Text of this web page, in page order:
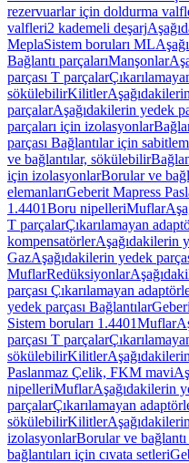
rezervuarlar için doldurma
valfleri2 kademeli deşarj
MeplaSistem boruları ML
Bağlantı parçalarıManşonlar
parçası T parçalar
sökülebilirKilitler
parçalarAşağıdakilerin yedek
parçaları için izolasyonlar
parçası Bağlantılar için
ve bağlantılar, sökülebilir
için izolasyonlarBorular ve
elemanlarıGeberit Mapress
1.4401Boru nipelleriMuflar
T parçalarÇıkarılamayan
kompensatörlerAşağıdakilerin
GazAşağıdakilerin yedek
MuflarRedüksiyonlar
parçası Çıkarılamayan
yedek parçası Bağlantılar
Sistem boruları 1.4401Muflar
parçası T parçalar
sökülebilirKilitler
Paslanmaz Çelik, FKM mavi
nipelleriMuflarAşağıdakilerin
parçalarÇıkarılamayan
sökülebilirKilitler
izolasyonlarBorular ve
bağlantıları için cıvata setleri